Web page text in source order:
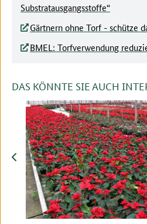
Substratausgangsstoffe“
Gärtnern ohne Torf - schütze
BMEL: Torfverwendung
DAS KÖNNTE SIE AUCH
zurück